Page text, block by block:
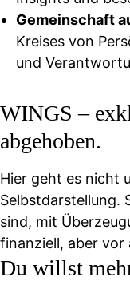
Gemeinschaft
Kreises von
und
WINGS –
abgehoben.
Hier geht es nicht
Selbstdarstellung.
sind, mit
finanziell, aber vor
Du willst